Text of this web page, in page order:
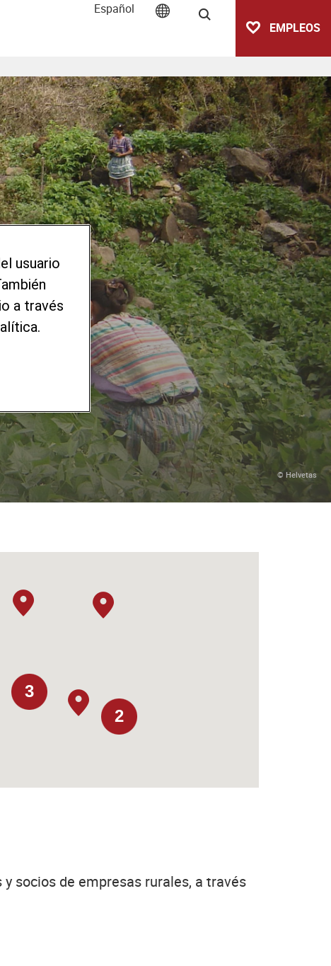
Español
Buscar
EMPLEOS
© Helvetas
2
3
socios de empresas rurales, a través
usuario
a través